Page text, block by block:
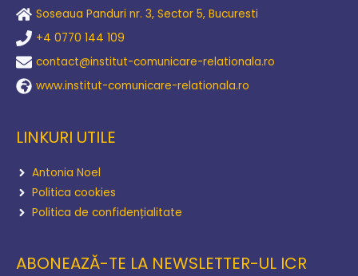
Soseaua Panduri nr. 3, Sector 5, Bucuresti
+4 0770 144 109
contact@institut-comunicare-relationala.ro
www.institut-comunicare-relationala.ro
LINKURI UTILE
Antonia Noel
Politica cookies
Politica de confidențialitate
ABONEAZĂ-TE LA NEWSLETTER-UL ICR